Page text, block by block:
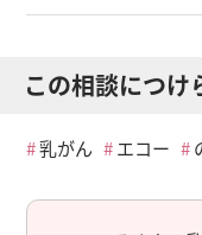
この相談につけ
乳がん エコー